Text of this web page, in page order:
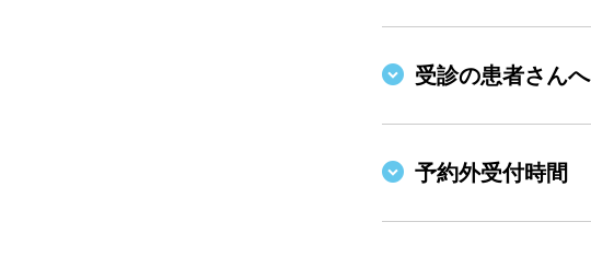
受診の患者さんへ
予約外受付時間